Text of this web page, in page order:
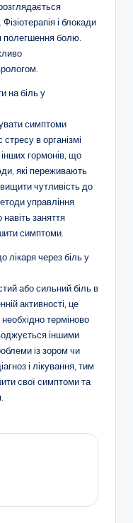
і блокади
полегшення болю.
на біль у
симптоми
стресу в організмі
гормонів, що
які переживають
чутливість до
управління
заняття
симптоми.
лікаря через біль у
або сильний біль в
активності, це
терміново
іншими
із зором чи
і лікування, тим
свої симптоми та